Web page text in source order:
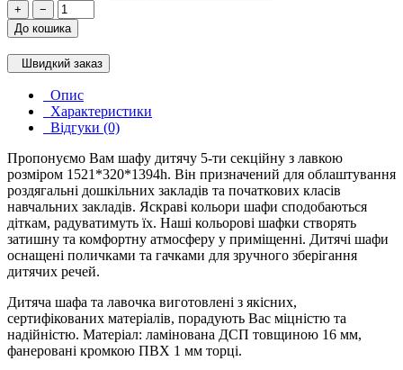
+
−
До кошика
Швидкий заказ
Опис
Характеристики
Відгуки (0)
Пропонуємо Вам шафу дитячу 5-ти секційну з лавкою
розміром 1521*320*1394h. Він призначений для облаштування
роздягальні дошкільних закладів та початкових класів
навчальних закладів. Яскраві кольори шафи сподобаються
діткам, радуватимуть їх. Наші кольорові шафки створять
затишну та комфортну атмосферу у приміщенні. Дитячі шафи
оснащені поличками та гачками для зручного зберігання
дитячих речей.
Дитяча шафа та лавочка виготовлені з якісних,
сертифікованих матеріалів, порадують Вас міцністю та
надійністю. Матеріал: ламінована ДСП товщиною 16 мм,
фанеровані кромкою ПВХ 1 мм торці.